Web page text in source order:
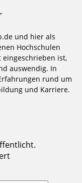
und hier als
Hochschulen
ist,
auswendig. In
rund um
und Karriere.